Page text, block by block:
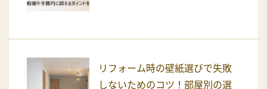
リフォーム時の壁紙選びで失敗
しないためのコツ！部屋別の選